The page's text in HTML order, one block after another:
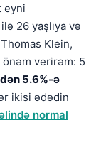
eyni
ilə 26 yaşlıya və
Klein,
verirəm: 5
5.6%-ə
ikisi ədədin
normal